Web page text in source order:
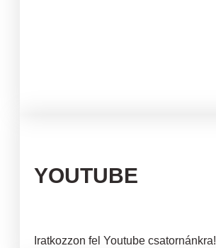
YOUTUBE
Iratkozzon fel Youtube csatornánkra!